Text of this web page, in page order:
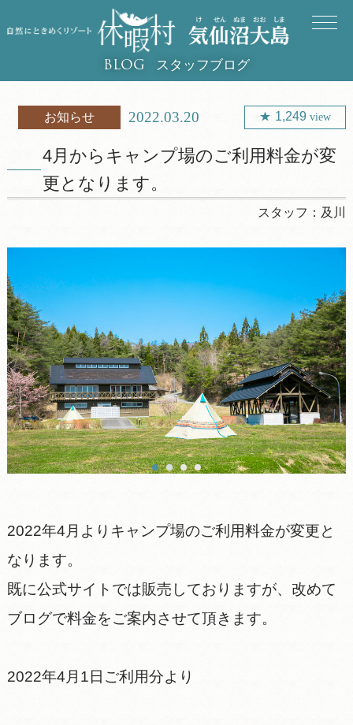
BLOG スタッフブログ
お知らせ 2022.03.20 1,249view
4月からキャンプ場のご利用料金が変
更となります。
スタッフ： 及川
2022年4月よりキャンプ場のご利用料金が変更と
なります。
既に公式サイトでは販売しておりますが、改めて
ブログで料金をご案内させて頂きます。
2022年4月1日ご利用分より